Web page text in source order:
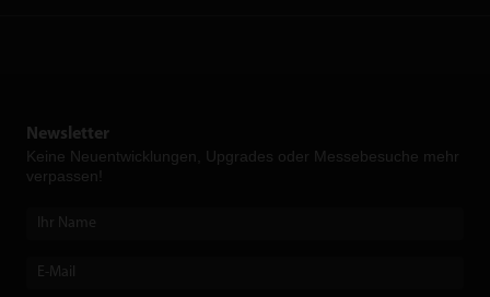
Newsletter
Keine Neuent­wicklungen, Upgrades oder Messebesuche mehr
verpassen!